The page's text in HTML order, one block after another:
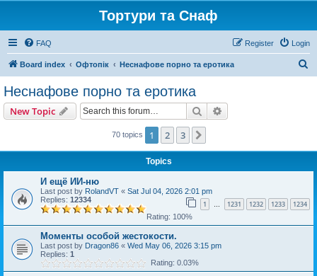
Тортури та Снаф
FAQ Login
Register
Board index Офтопік Неснафове порно та еротика
Неснафове порно та еротика
New Topic Search
70 topics 1 2 3
Topics
И ещё ИИ-ню
Last post by RolandVT « Sat Jul 04, 2026 2:01 pm
Replies: 12334 1 … 1231 1232 1233 1234
Rating: 100%
Моменты особой жестокости.
Last post by Dragon86 « Wed May 06, 2026 3:15 pm
Replies: 1
Rating: 0.03%